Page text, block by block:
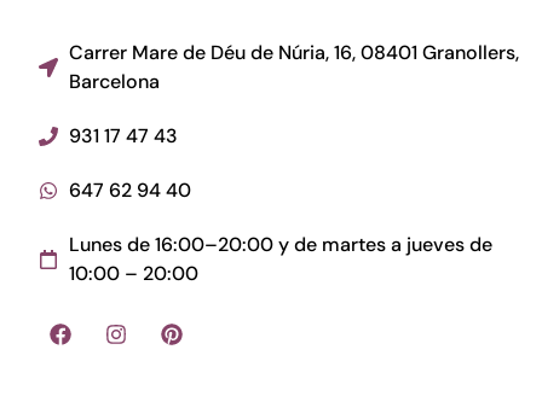
Carrer Mare de Déu de Núria, 16, 08401 Granollers,
Barcelona
931 17 47 43
647 62 94 40
Lunes de 16:00–20:00 y de martes a jueves de
10:00 – 20:00